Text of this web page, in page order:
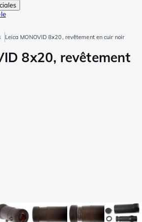
Leica MONOVID 8x20, revêtement en cuir noir
8x20, revêtement